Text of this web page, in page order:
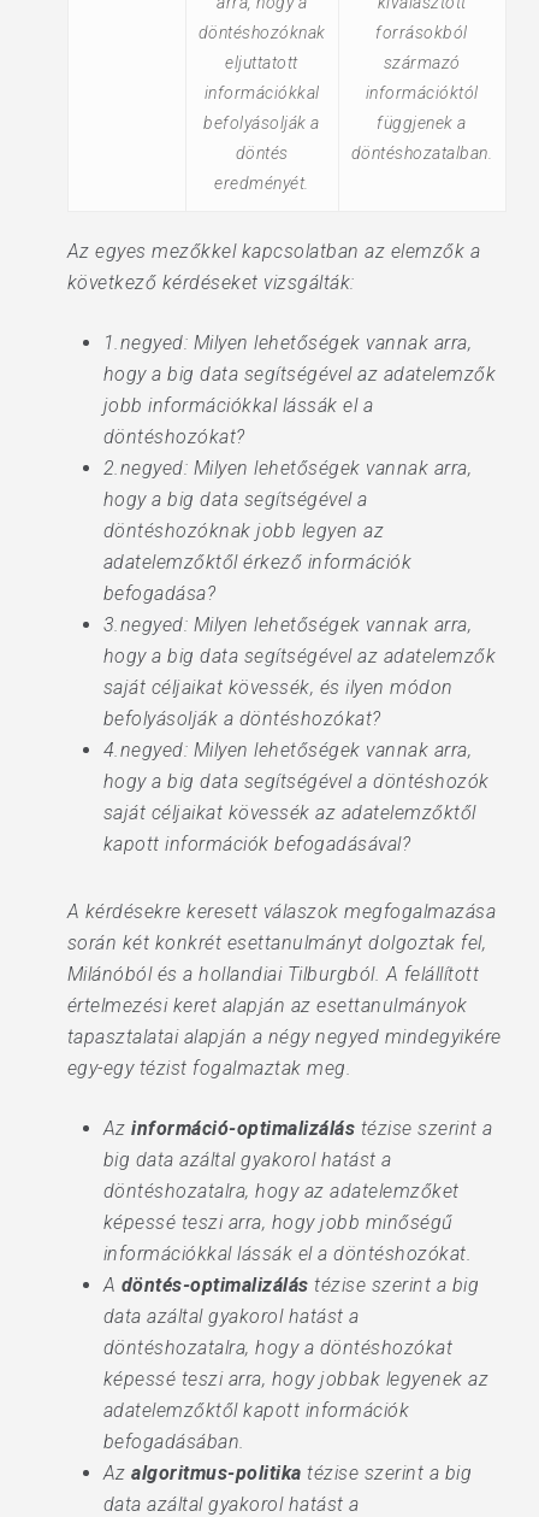
döntéshozóknak
eljuttatott
információkkal
befolyásolják a
döntés
eredményét.
forrásokból
származó
információktól
függjenek a
döntéshozatalban.
Az egyes mezőkkel kapcsolatban az elemzők a
következő kérdéseket vizsgálták:
1.negyed: Milyen lehetőségek vannak arra,
hogy a big data segítségével az adatelemzők
jobb információkkal lássák el a
döntéshozókat?
2.negyed: Milyen lehetőségek vannak arra,
hogy a big data segítségével a
döntéshozóknak jobb legyen az
adatelemzőktől érkező információk
befogadása?
3.negyed: Milyen lehetőségek vannak arra,
hogy a big data segítségével az adatelemzők
saját céljaikat kövessék, és ilyen módon
befolyásolják a döntéshozókat?
4.negyed: Milyen lehetőségek vannak arra,
hogy a big data segítségével a döntéshozók
saját céljaikat kövessék az adatelemzőktől
kapott információk befogadásával?
A kérdésekre keresett válaszok megfogalmazása
során két konkrét esettanulmányt dolgoztak fel,
Milánóból és a hollandiai Tilburgból. A felállított
értelmezési keret alapján az esettanulmányok
tapasztalatai alapján a négy negyed mindegyikére
egy-egy tézist fogalmaztak meg.
Azinformáció-optimalizálás tézise szerint a
big data azáltal gyakorol hatást a
döntéshozatalra, hogy az adatelemzőket
képessé teszi arra, hogy jobb minőségű
információkkal lássák el a döntéshozókat.
A döntés-optimalizálás tézise szerint a big
data azáltal gyakorol hatást a
döntéshozatalra, hogy a döntéshozókat
képessé teszi arra, hogy jobbak legyenek az
adatelemzőktől kapott információk
befogadásában.
Azalgoritmus-politika tézise szerint a big
data azáltal gyakorol hatást a